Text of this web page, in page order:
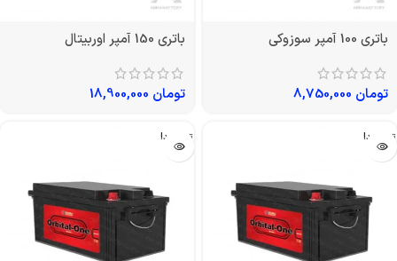
باتری 100 آمپر سوزوکی
تومان
باتری 150 آمپر اوربیتال
تومان
تمام شد! تمام شد!